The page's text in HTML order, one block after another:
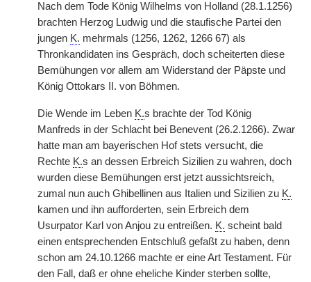
Nach dem Tode König Wilhelms von Holland (28.1.1256)
brachten Herzog Ludwig und die staufische Partei den
jungen K. mehrmals (1256, 1262, 1266 67) als
Thronkandidaten ins Gespräch, doch scheiterten diese
Bemühungen vor allem am Widerstand der Päpste und
König Ottokars II. von Böhmen.
Die Wende im Leben K.s brachte der Tod König
Manfreds in der Schlacht bei Benevent (26.2.1266). Zwar
hatte man am bayerischen Hof stets versucht, die
Rechte K.s an dessen Erbreich Sizilien zu wahren, doch
wurden diese Bemühungen erst jetzt aussichtsreich,
zumal nun auch Ghibellinen aus Italien und Sizilien zu K.
kamen und ihn aufforderten, sein Erbreich dem
Usurpator Karl von Anjou zu entreißen. K. scheint bald
einen entsprechenden Entschluß gefaßt zu haben, denn
schon am 24.10.1266 machte er eine Art Testament. Für
den Fall, daß er ohne eheliche Kinder sterben sollte,